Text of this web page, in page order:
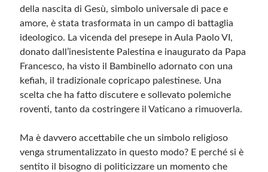
Categorie
Questo blog non rappresenta una testata giornalistica, in quanto viene aggiornato
senza alcuna periodicità. Non può pertanto considerarsi un prodotto editoriale ai
sensi della legge n· 62 del 7.03.2001. L’autore non è responsabile di quanto
pubblicato dai lettori nei commenti ai vari post. Saranno comunque cancellati quelli
privacy. Alcune immagini inserite in questo blog sono tratte da Internet e, pertanto,
diritti d’autore, vi invito a comunicarlo via e-mail a info[at]dinovalle.it e saranno
tramite link né del loro contenuto, che può essere soggetto a variazioni nel tempo.
della nascita di Gesù, simbolo universale di pace e
amore, è stata trasformata in un campo di battaglia
ideologico. La vicenda del presepe in Aula Paolo VI,
donato dall’inesistente Palestina e inaugurato da Papa
Francesco, ha visto il Bambinello adornato con una
kefiah, il tradizionale copricapo palestinese. Una
scelta che ha fatto discutere e sollevato polemiche
roventi, tanto da costringere il Vaticano a rimuoverla.
Ma è davvero accettabile che un simbolo religioso
venga strumentalizzato in questo modo? E perché si è
sentito il bisogno di politicizzare un momento che